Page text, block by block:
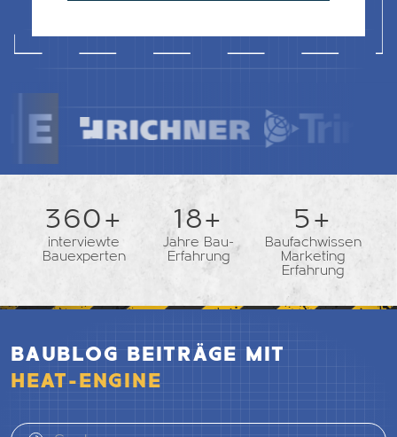
362+
interviewte
Bauexperten
18+
Jahre Bau-
Erfahrung
5+
Baufachwissen
Marketing
Erfahrung
BAUBLOG BEITRÄGE MIT
HEAT-ENGINE